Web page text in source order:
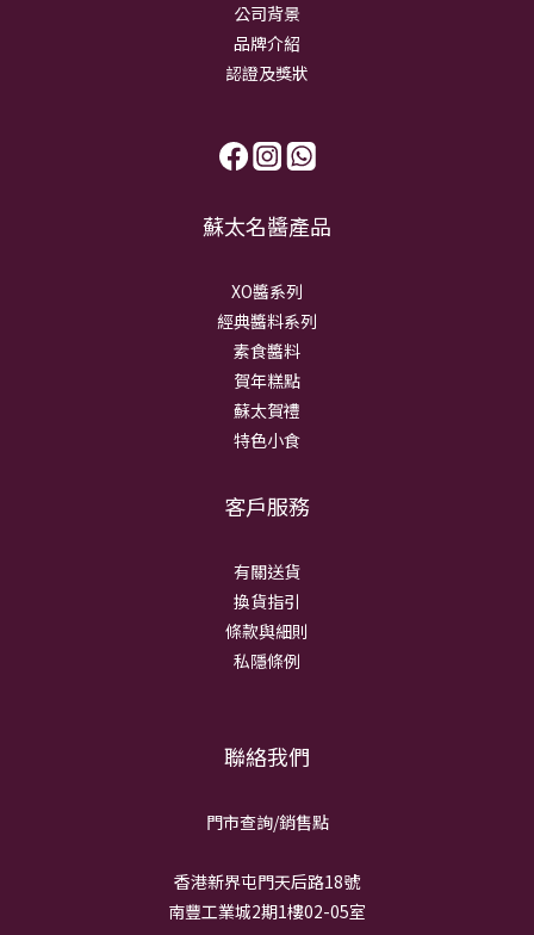
公司背景
品牌介紹
認證及獎狀
蘇太名醬產品
XO醬系列
經典醬料系列
素食醬料
賀年糕點
蘇太賀禮
特色小食
客戶服務
有關送貨
換貨指引
條款與細則
私隱條例
聯絡我們
門市查詢/銷售點
香港新界屯門天后路18號
南豐工業城2期1樓02-05室